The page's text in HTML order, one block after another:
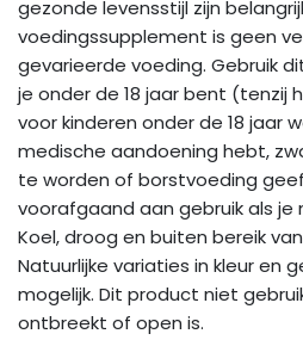
gezonde levensstijl zijn
voedingssupplement is geen
gevarieerde voeding. Gebruik
je onder de 18 jaar bent (tenzij
voor kinderen onder de 18 jaar
medische aandoening hebt,
te worden of borstvoeding
voorafgaand aan gebruik als je
Koel, droog en buiten bereik
Natuurlijke variaties in kleur en
mogelijk. Dit product niet
ontbreekt of open is.